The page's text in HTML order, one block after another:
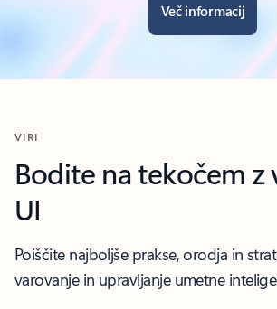
Več informacij
VIRI
Bodite na tekočem z
UI
Poiščite najboljše prakse, orodja in
varovanje in upravljanje umetne